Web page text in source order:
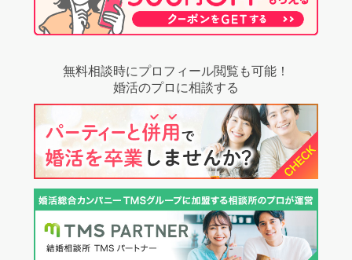
無料相談時にプロフィール閲覧も可能！
婚活のプロに相談する